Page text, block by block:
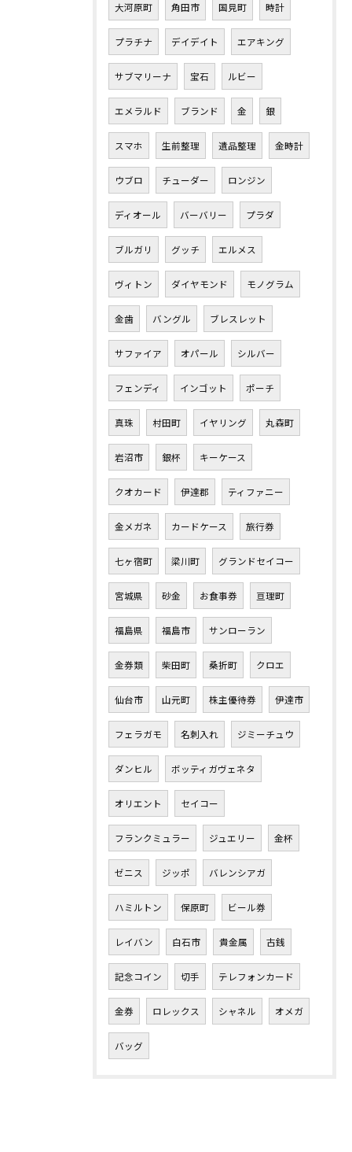
大河原町 角田市 国見町 時計
プラチナ デイデイト エアキング
サブマリーナ 宝石 ルビー
エメラルド ブランド 金 銀
スマホ 生前整理 遺品整理 金時計
ウブロ チューダー ロンジン
ディオール バーバリー プラダ
ブルガリ グッチ エルメス
ヴィトン ダイヤモンド モノグラム
金歯 バングル ブレスレット
サファイア オパール シルバー
フェンディ インゴット ポーチ
真珠 村田町 イヤリング 丸森町
岩沼市 銀杯 キーケース
クオカード 伊達郡 ティファニー
金メガネ カードケース 旅行券
七ヶ宿町 梁川町 グランドセイコー
宮城県 砂金 お食事券 亘理町
福島県 福島市 サンローラン
金券類 柴田町 桑折町 クロエ
仙台市 山元町 株主優待券 伊達市
フェラガモ 名刺入れ ジミーチュウ
ダンヒル ボッティガヴェネタ
オリエント セイコー
フランクミュラー ジュエリー 金杯
ゼニス ジッポ バレンシアガ
ハミルトン 保原町 ビール券
レイバン 白石市 貴金属 古銭
記念コイン 切手 テレフォンカード
金券 ロレックス シャネル オメガ
バッグ